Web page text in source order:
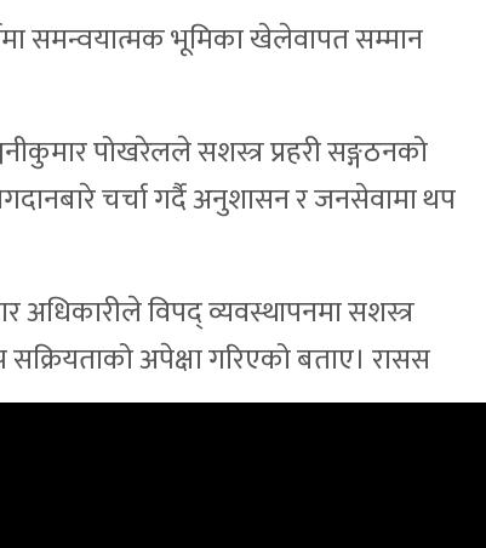
समन्वयात्मक भूमिका खेलेवापत सम्मान
पोखरेलले सशस्त्र प्रहरी सङ्गठनको
चर्चा गर्दै अनुशासन र जनसेवामा थप
अधिकारीले विपद् व्यवस्थापनमा सशस्त्र
अपेक्षा गरिएको बताए। रासस